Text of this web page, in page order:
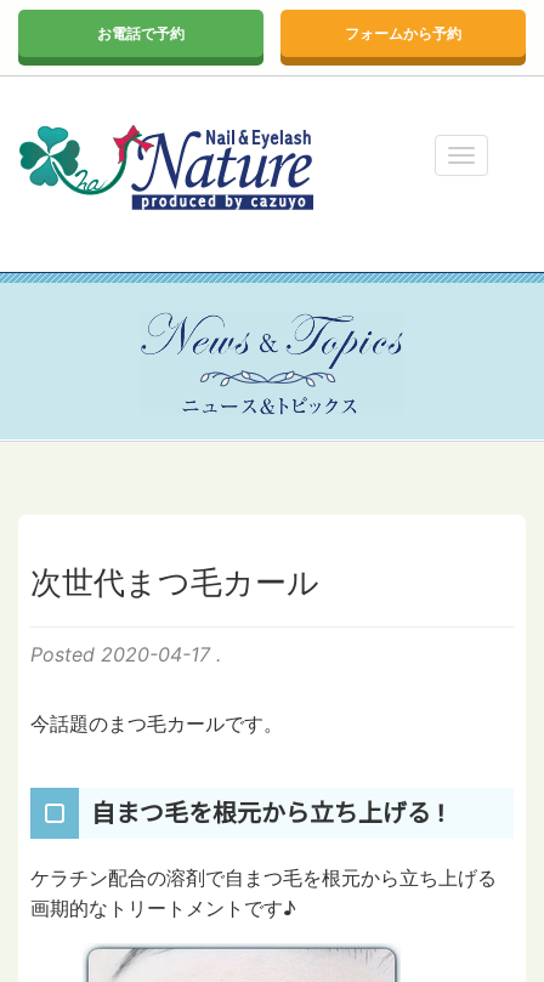
お電話で予約 フォームから予約
次世代まつ毛カール
Posted 2020-04-17.
今話題のまつ毛カールです。
自まつ毛を根元から立ち上げる !
ケラチン配合の溶剤で自まつ毛を根元から立ち上げる
画期的なトリートメントです♪